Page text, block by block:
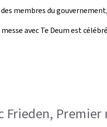
membres du
avec Te Deum est
Frieden,